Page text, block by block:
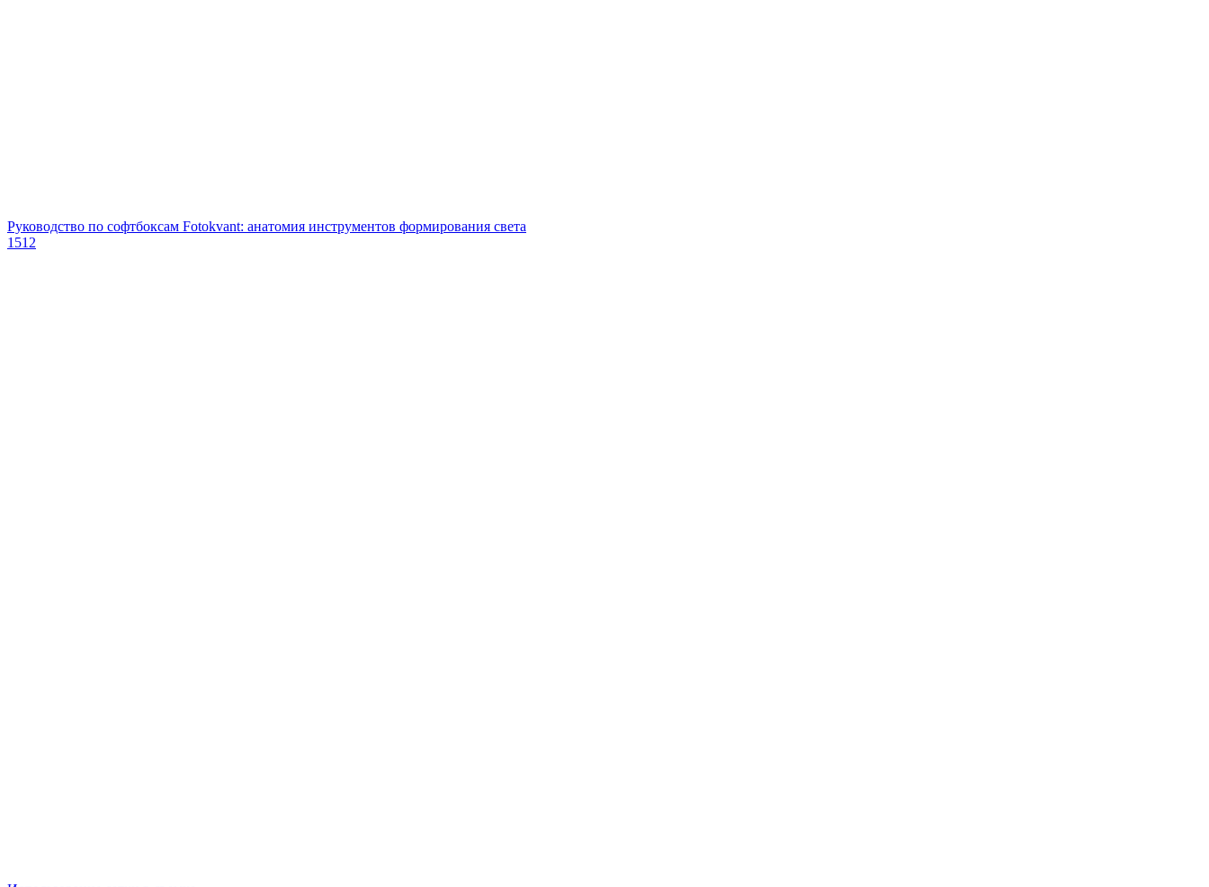
Руководство по софтбоксам Fotokvant: анатомия инструментов формирования света
1512